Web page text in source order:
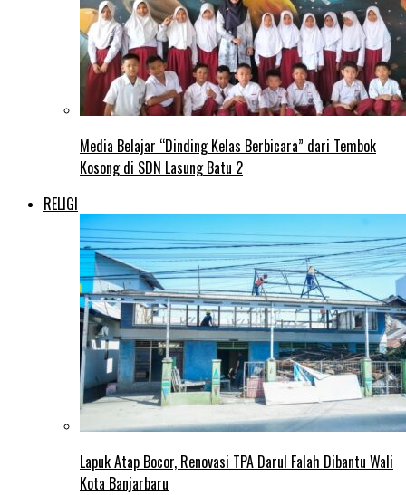
Media Belajar “Dinding Kelas Berbicara” dari Tembok
Kosong di SDN Lasung Batu 2
RELIGI
Lapuk Atap Bocor, Renovasi TPA Darul Falah Dibantu Wali
Kota Banjarbaru